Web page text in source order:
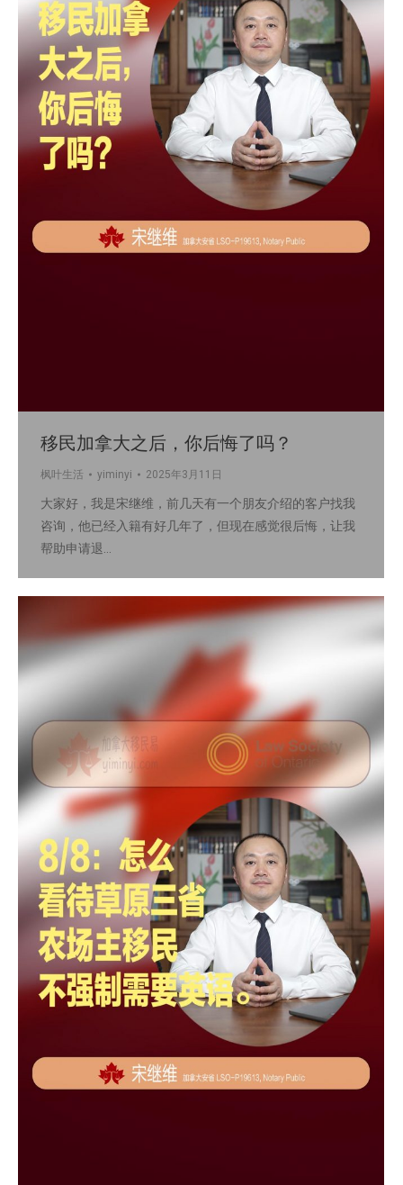
移民加拿大之后，你后悔了吗？
枫叶生活 yiminyi 2025年3月11日
大家好，我是宋继维，前几天有一个朋友介绍的客户找我
咨询，他已经入籍有好几年了，但现在感觉很后悔，让我
帮助申请退…